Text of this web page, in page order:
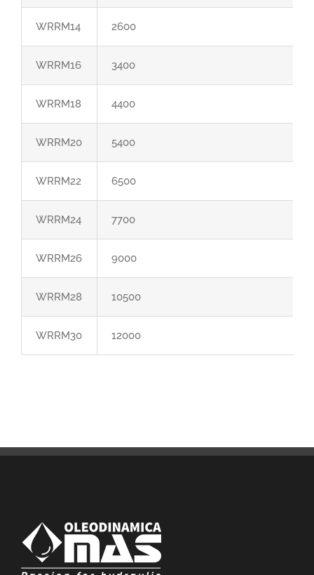
WRRM14 2600
WRRM16 3400
WRRM18 4400
WRRM20 5400
WRRM22 6500
WRRM24 7700
WRRM26 9000
WRRM28 10500
WRRM30 12000